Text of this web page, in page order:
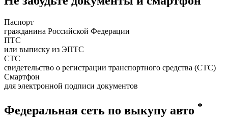
Паспорт
гражданина Российской Федерации
ПТС
или выписку из ЭПТС
СТС
свидетельство о регистрации транспортного средства (СТС)
Смартфон
для электронной подписи документов
Федеральная сеть по выкупу авто *